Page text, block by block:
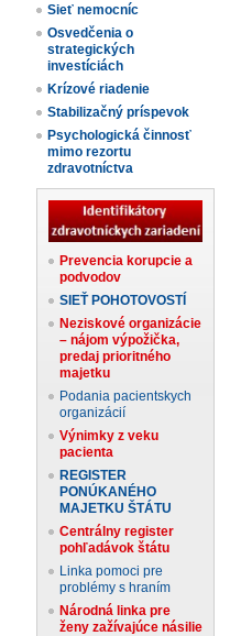
Sieť nemocníc
Osvedčenia o
strategických
investíciách
Krízové riadenie
Stabilizačný príspevok
Psychologická činnosť
mimo rezortu
zdravotníctva
Prevencia korupcie a
podvodov
SIEŤ POHOTOVOSTÍ
Neziskové organizácie
– nájom výpožička,
predaj prioritného
majetku
Podania pacientskych
organizácií
Výnimky z veku
pacienta
REGISTER
PONÚKANÉHO
MAJETKU ŠTÁTU
Centrálny register
pohľadávok štátu
Linka pomoci pre
problémy s hraním
Národná linka pre
ženy zažívajúce násilie